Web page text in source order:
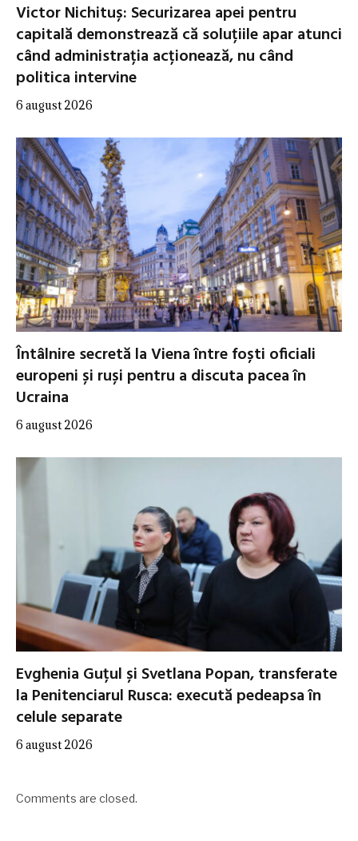
Victor Nichituș: Securizarea apei pentru
capitală demonstrează că soluțiile apar atunci
când administrația acționează, nu când
politica intervine
6 august 2026
Întâlnire secretă la Viena între foști oficiali
europeni și ruși pentru a discuta pacea în
Ucraina
6 august 2026
Evghenia Guțul și Svetlana Popan, transferate
la Penitenciarul Rusca: execută pedeapsa în
celule separate
6 august 2026
Comments are closed.